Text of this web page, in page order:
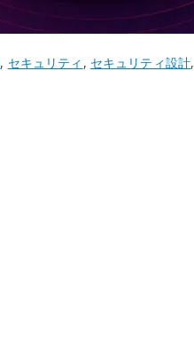
, セキュリティ , セキュリティ設計,